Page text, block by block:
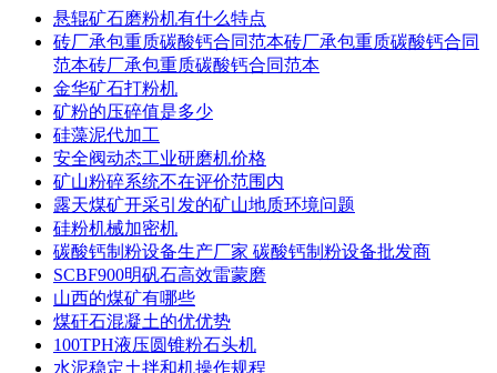
悬辊矿石磨粉机有什么特点
砖厂承包重质碳酸钙合同范本砖厂承包重质碳酸钙合同
范本砖厂承包重质碳酸钙合同范本
金华矿石打粉机
矿粉的压碎值是多少
硅藻泥代加工
安全阀动态工业研磨机价格
矿山粉碎系统不在评价范围内
露天煤矿开采引发的矿山地质环境问题
硅粉机械加密机
碳酸钙制粉设备生产厂家 碳酸钙制粉设备批发商
SCBF900明矾石高效雷蒙磨
山西的煤矿有哪些
煤矸石混凝土的优优势
100TPH液压圆锥粉石头机
水泥稳定土拌和机操作规程